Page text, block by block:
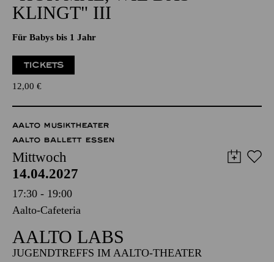
PHILHARMONIE ENTDECKEN · BABYKONZERT
"HÖR MAL, WIE DAS
Für Babys bis 1 Jahr
12,00€
AALTO MUSIKTHEATER
AALTO BALLETT ESSEN
Mittwoch
14.04.2027
17:30 - 19:00
Aalto-Cafeteria